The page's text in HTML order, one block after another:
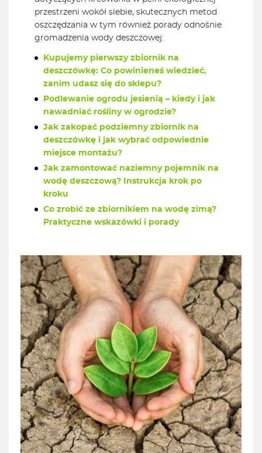
przestrzeni wokół siebie, skutecznych metod
oszczędzania w tym również porady odnośnie
gromadzenia wody deszczowej:
Kupujemy pierwszy zbiornik na
deszczówkę: Co powinieneś wiedzieć,
zanim udasz się do sklepu?
Podlewanie ogrodu jesienią – kiedy i jak
nawadniać rośliny w ogrodzie?
Jak zakopać podziemny zbiornik na
deszczówkę i jak wybrać odpowiednie
miejsce montażu?
Jak zamontować naziemny pojemnik na
wodę deszczową? Instrukcja krok po
kroku
Co zrobić ze zbiornikiem na wodę zimą?
Praktyczne wskazówki i porady